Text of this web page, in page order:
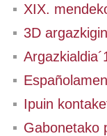
XIX.
3D
Ipuin
Gabonetako